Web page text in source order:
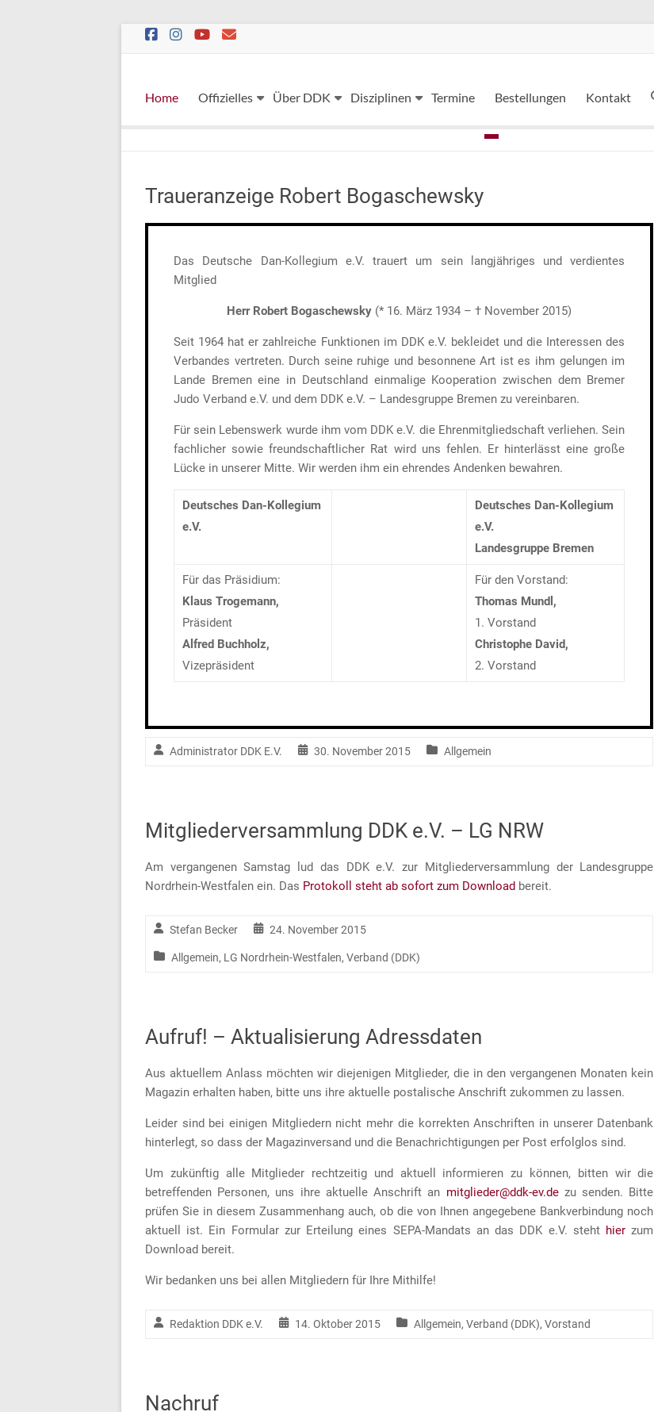
Home Offizielles Über DDK Disziplinen Termine Bestellungen Kontakt
Traueranzeige Robert Bogaschewsky
Das Deutsche Dan-Kollegium e.V. trauert um sein langjähriges und verdientes
Mitglied
Herr Robert Bogaschewsky (* 16. März 1934 – † November 2015)
Seit 1964 hat er zahlreiche Funktionen im DDK e.V. bekleidet und die Interessen des
Verbandes vertreten. Durch seine ruhige und besonnene Art ist es ihm gelungen im
Lande Bremen eine in Deutschland einmalige Kooperation zwischen dem Bremer
Judo Verband e.V. und dem DDK e.V. – Landesgruppe Bremen zu vereinbaren.
Für sein Lebenswerk wurde ihm vom DDK e.V. die Ehrenmitgliedschaft verliehen. Sein
fachlicher sowie freundschaftlicher Rat wird uns fehlen. Er hinterlässt eine große
Lücke in unserer Mitte. Wir werden ihm ein ehrendes Andenken bewahren.
Deutsches Dan-Kollegium
e.V.
Deutsches Dan-Kollegium
e.V.
Landesgruppe Bremen
Für das Präsidium:
Klaus Trogemann,
Präsident
Alfred Buchholz,
Vizepräsident
Für den Vorstand:
Thomas Mundl,
1. Vorstand
Christophe David,
2. Vorstand
Administrator DDK E.V. 30. November 2015 Allgemein
Mitgliederversammlung DDK e.V. – LG NRW
Am vergangenen Samstag lud das DDK e.V. zur Mitgliederversammlung der Landesgruppe
Nordrhein-Westfalen ein. Das Protokoll steht ab sofort zum Download bereit.
Stefan Becker 24. November 2015
Allgemein, LG Nordrhein-Westfalen, Verband (DDK)
Aufruf! – Aktualisierung Adressdaten
Aus aktuellem Anlass möchten wir diejenigen Mitglieder, die in den vergangenen Monaten kein
Magazin erhalten haben, bitte uns ihre aktuelle postalische Anschrift zukommen zu lassen.
Leider sind bei einigen Mitgliedern nicht mehr die korrekten Anschriften in unserer Datenbank
hinterlegt, so dass der Magazinversand und die Benachrichtigungen per Post erfolglos sind.
Um zukünftig alle Mitglieder rechtzeitig und aktuell informieren zu können, bitten wir die
betreffenden Personen, uns ihre aktuelle Anschrift an mitglieder@ddk-ev.dezu senden. Bitte
prüfen Sie in diesem Zusammenhang auch, ob die von Ihnen angegebene Bankverbindung noch
aktuell ist. Ein Formular zur Erteilung eines SEPA-Mandats an das DDK e.V. steht hier zum
Download bereit.
Wir bedanken uns bei allen Mitgliedern für Ihre Mithilfe!
Redaktion DDK e.V. 14. Oktober 2015 Allgemein, Verband (DDK), Vorstand
Nachruf